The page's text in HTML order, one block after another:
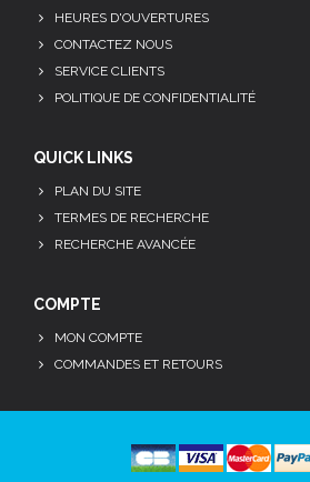
HEURES D'OUVERTURES
CONTACTEZ NOUS
SERVICE CLIENTS
POLITIQUE DE CONFIDENTIALITÉ
QUICK LINKS
PLAN DU SITE
TERMES DE RECHERCHE
RECHERCHE AVANCÉE
COMPTE
MON COMPTE
COMMANDES ET RETOURS